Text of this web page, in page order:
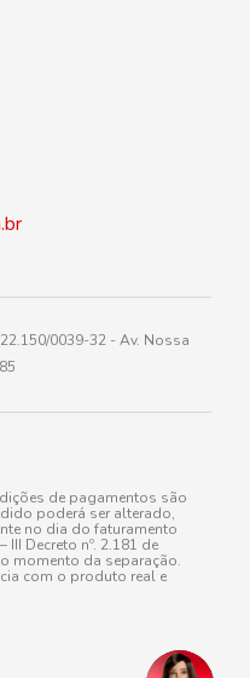
0039-32 - Av. Nossa
de pagamentos são
poderá ser alterado,
no dia do faturamento
Decreto nº. 2.181 de
momento da separação.
com o produto real e